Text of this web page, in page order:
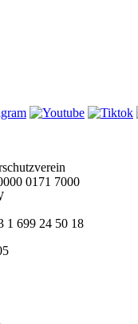
0171 7000
1 699 24 50 18